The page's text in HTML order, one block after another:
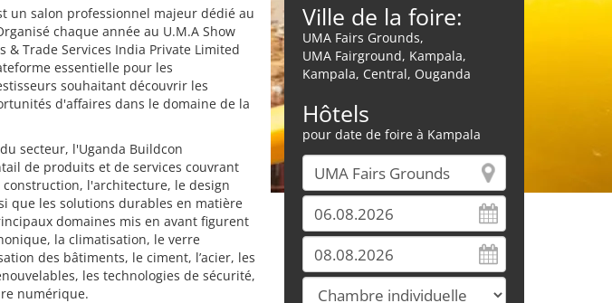
un salon professionnel majeur dédié au
chaque année au U.M.A Show
& Trade Services India Private Limited
essentielle pour les
souhaitant découvrir les
d'affaires dans le domaine de la
secteur, l'Uganda Buildcon
de produits et de services couvrant
l'architecture, le design
que les solutions durables en matière
domaines mis en avant figurent
la climatisation, le verre
des bâtiments, le ciment, l’acier, les
les technologies de sécurité,
numérique.
Ville de la foire:
UMA Fairs Grounds,
UMA Fairground, Kampala,
Kampala, Central, Ouganda
Hôtels
pour date de foire à Kampala